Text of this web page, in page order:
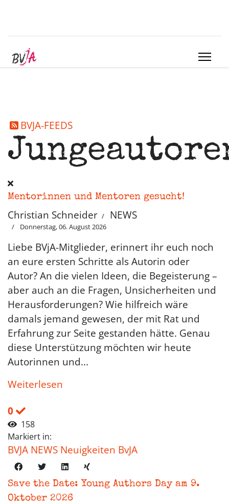
BVJA-FEEDS
Mentorinnen und Mentoren gesucht!
Christian Schneider NEWS
Donnerstag, 06. August 2026
Liebe BVjA-Mitglieder, erinnert ihr euch noch
an eure ersten Schritte als Autorin oder
Autor? An die vielen Ideen, die Begeisterung –
aber auch an die Fragen, Unsicherheiten und
Herausforderungen? Wie hilfreich wäre
damals jemand gewesen, der mit Rat und
Erfahrung zur Seite gestanden hätte. Genau
diese Unterstützung möchten wir heute
Autorinnen und...
Weiterlesen
0
158
Markiert in:
BVJA NEWS Neuigkeiten BvJA
Save the Date: Young Authors Day am 9.
Oktober 2026